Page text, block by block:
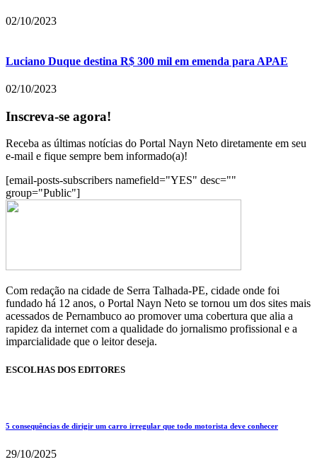
02/10/2023
Luciano Duque destina R$ 300 mil em emenda para APAE
02/10/2023
Inscreva-se agora!
Receba as últimas notícias do Portal Nayn Neto diretamente em seu
e-mail e fique sempre bem informado(a)!
[email-posts-subscribers namefield="YES" desc=""
group="Public"]
Com redação na cidade de Serra Talhada-PE, cidade onde foi
fundado há 12 anos, o Portal Nayn Neto se tornou um dos sites mais
acessados de Pernambuco ao promover uma cobertura que alia a
rapidez da internet com a qualidade do jornalismo profissional e a
imparcialidade que o leitor deseja.
ESCOLHAS DOS EDITORES
5 consequências de dirigir um carro irregular que todo motorista deve conhecer
29/10/2025